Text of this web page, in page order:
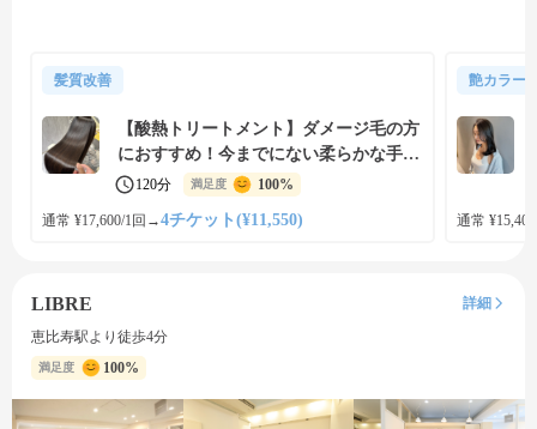
髪質改善
【酸熱トリートメント】ダメージ毛の方
におすすめ！今までにない柔らかな手触
りと艶感を再現します♪
120分 満足度 100%
通常 ¥17,600/1回 →4チケット(¥11,550)
艶カラー
通常
LIBRE
詳細
恵比寿駅より徒歩4分
満足度 100%